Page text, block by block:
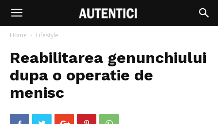
Home Lifestyle
Reabilitarea genunchiului
dupa o operatie de
menisc